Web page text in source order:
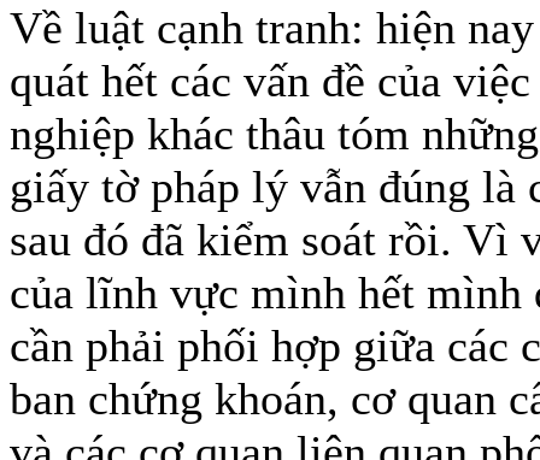
Về luật cạnh tranh: hiện
quát hết các vấn đề của
nghiệp khác thâu tóm
giấy tờ pháp lý vẫn đúng là
sau đó đã kiểm soát rồi. Vì
của lĩnh vực mình hết mình
cần phải phối hợp giữa các
ban chứng khoán, cơ quan